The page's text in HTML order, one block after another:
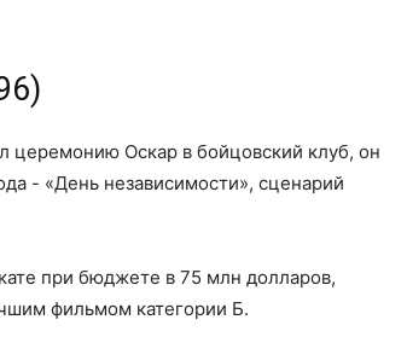
церемонию Оскар в бойцовский клуб, он
- «День независимости», сценарий
при бюджете в 75 млн долларов,
фильмом категории Б.